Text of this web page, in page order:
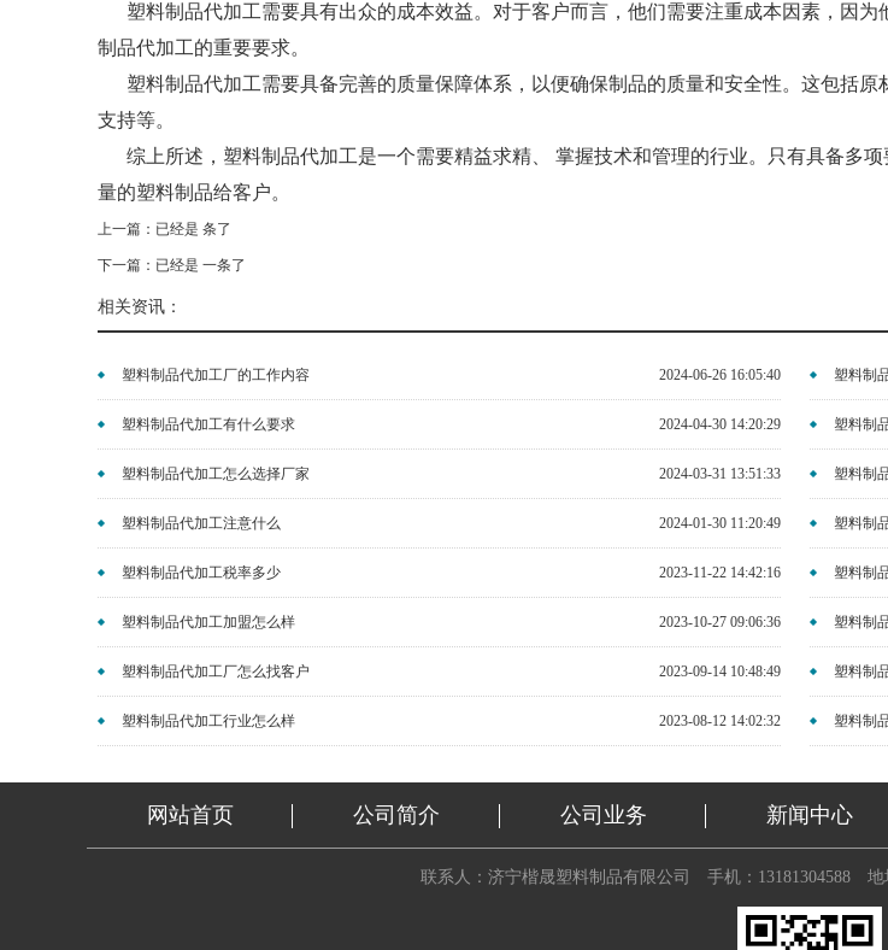
塑料制品代加工需要具有出众的成本效益。对于客户而言，他们需要注重成本因素，因
制品代加工的重要要求。
塑料制品代加工需要具备完善的质量保障体系，以便确保制品的质量和安全性。这包括
支持等。
综上所述，塑料制品代加工是一个需要精益求精、 掌握技术和管理的行业。只有具备多
量的塑料制品给客户。
上一篇：已经是 条了
下一篇：已经是 一条了
相关资讯：
2024-06-26 16:05:40
塑料制品代加工厂的工作内容 塑料制
2024-04-30 14:20:29
塑料制品代加工有什么要求 塑料制
2024-03-31 13:51:33
塑料制品代加工怎么选择厂家 塑料制
2024-01-30 11:20:49
塑料制品代加工注意什么 塑料制
2023-11-22 14:42:16
塑料制品代加工税率多少 塑料制
2023-10-27 09:06:36
塑料制品代加工加盟怎么样 塑料制
2023-09-14 10:48:49
塑料制品代加工厂怎么找客户 塑料制
2023-08-12 14:02:32
塑料制品代加工行业怎么样 塑料制
网站首页 公司简介 公司业务 新闻中心
联系人：济宁楷晟塑料制品有限公司 手机：13181304588 地